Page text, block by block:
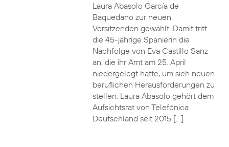
Laura Abasolo García de
Baquedano zur neuen
Vorsitzenden gewählt. Damit tritt
die 45-jährige Spanierin die
Nachfolge von Eva Castillo Sanz
an, die ihr Amt am 25. April
niedergelegt hatte, um sich neuen
beruflichen Herausforderungen zu
stellen. Laura Abasolo gehört dem
Aufsichtsrat von Telefónica
Deutschland seit 2015 […]